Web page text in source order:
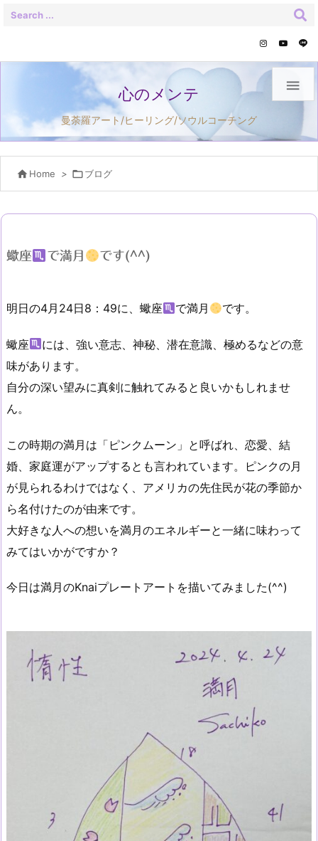

心のメンテ
曼荼羅アート/ヒーリング/ソウルコーチング
 Home > ブログ
蠍座 で満月 です(^^)
明日の4月24日8：49に、蠍座 で満月 です。
蠍座
には、強い意志、神秘、潜在意識、極めるなどの意
味があります。
自分の深い望みに真剣に触れてみると良いかもしれませ
ん。
この時期の満月は「ピンクムーン」と呼ばれ、恋愛、結
婚、家庭運がアップするとも言われています。ピンクの月
が見られるわけではなく、アメリカの先住民が花の季節か
ら名付けたのが由来です。
大好きな人への想いを満月のエネルギーと一緒に味わって
みてはいかがですか？
今日は満月のKnaiプレートアートを描いてみました(^^)